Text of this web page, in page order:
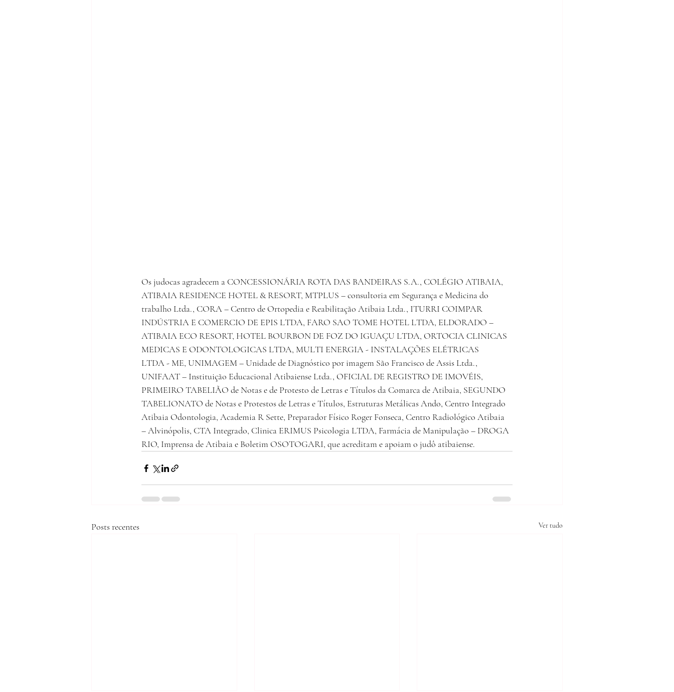
Os judocas agradecem a CONCESSIONÁRIA ROTA DAS BANDEIRAS S.A., COLÉGIO ATIBAIA,
ATIBAIA RESIDENCE HOTEL & RESORT, MTPLUS – consultoria em Segurança e Medicina do
trabalho Ltda., CORA – Centro de Ortopedia e Reabilitação Atibaia Ltda., ITURRI COIMPAR
INDÚSTRIA E COMERCIO DE EPIS LTDA, FARO SAO TOME HOTEL LTDA, ELDORADO –
ATIBAIA ECO RESORT, HOTEL BOURBON DE FOZ DO IGUAÇU LTDA, ORTOCIA CLINICAS
MEDICAS E ODONTOLOGICAS LTDA, MULTI ENERGIA - INSTALAÇÕES ELÉTRICAS
LTDA - ME, UNIMAGEM – Unidade de Diagnóstico por imagem São Francisco de Assis Ltda.,
UNIFAAT – Instituição Educacional Atibaiense Ltda., OFICIAL DE REGISTRO DE IMOVÉIS,
PRIMEIRO TABELIÃO de Notas e de Protesto de Letras e Títulos da Comarca de Atibaia, SEGUNDO
TABELIONATO de Notas e Protestos de Letras e Títulos, Estruturas Metálicas Ando, Centro Integrado
Atibaia Odontologia, Academia R Sette, Preparador Físico Roger Fonseca, Centro Radiológico Atibaia
– Alvinópolis, CTA Integrado, Clinica ERIMUS Psicologia LTDA, Farmácia de Manipulação – DROGA
RIO, Imprensa de Atibaia e Boletim OSOTOGARI, que acreditam e apoiam o judô atibaiense.
Posts recentes Ver tudo